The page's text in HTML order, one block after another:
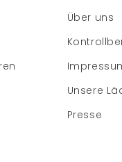
Über uns
Unsere
Presse